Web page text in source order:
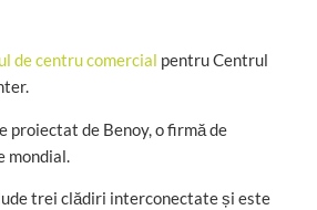
de centru comercial pentru Centrul
proiectat de Benoy, o firmă de
mondial.
trei clădiri interconectate și este